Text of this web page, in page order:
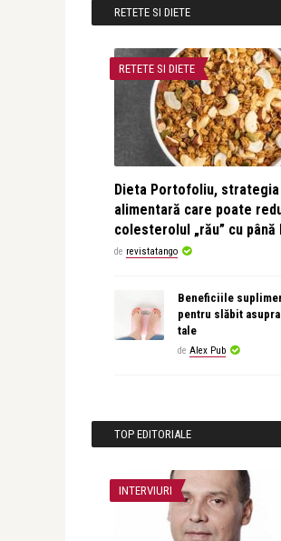
RETETE SI DIETE
RETETE SI DIETE
Dieta Portofoliu, strategia
alimentară care poate
colesterolul „rău” cu până
de revistatango
Beneficiile
pentru slăbit
tale
de Alex Pub
TOP EDITORIALE
INTERVIURI